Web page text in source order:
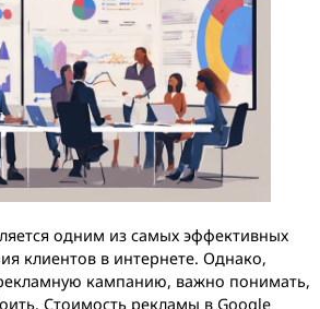
в стоимость
Google